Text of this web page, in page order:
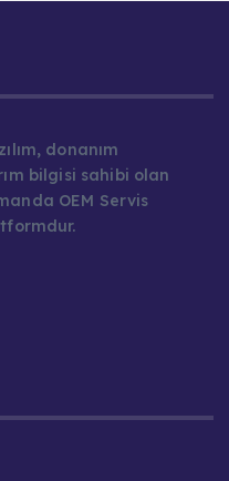
donanım
bilgisi sahibi olan
OEM Servis